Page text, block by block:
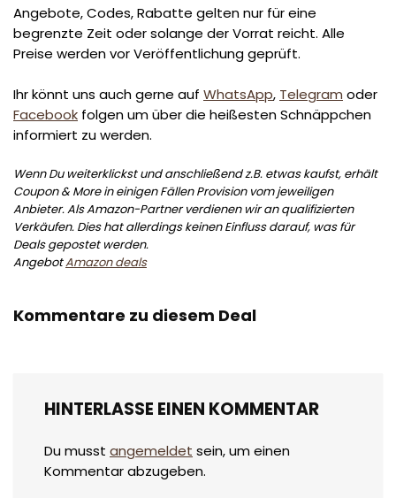
Angebote, Codes, Rabatte gelten nur für eine
begrenzte Zeit oder solange der Vorrat reicht. Alle
Preise werden vor Veröffentlichung geprüft.
Ihr könnt uns auch gerne auf WhatsApp, Telegram oder
Facebook folgen um über die heißesten Schnäppchen
informiert zu werden.
Wenn Du weiterklickst und anschließend z.B. etwas kaufst, erhält
Coupon & More in einigen Fällen Provision vom jeweiligen
Anbieter. Als Amazon-Partner verdienen wir an qualifizierten
Verkäufen. Dies hat allerdings keinen Einfluss darauf, was für
Deals gepostet werden.
AngebotAmazon deals
Kommentare zu diesem Deal
HINTERLASSE EINEN KOMMENTAR
Du musst angemeldet sein, um einen
Kommentar abzugeben.